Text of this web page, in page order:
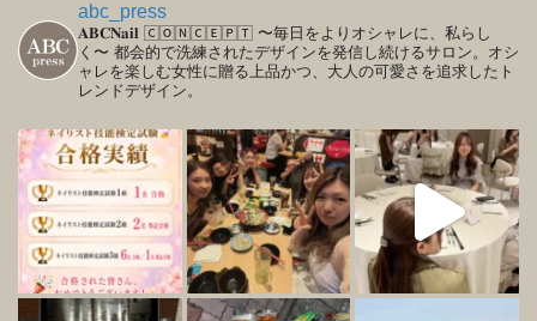
abc_press
𝐀𝐁𝐂𝐍𝐚𝐢𝐥 🄲🄾🄽🄲🄴🄿🅃 〜毎日をよりオシャレに、私らし
く〜 都会的で洗練されたデザインを発信し続けるサロン。オシ
ャレを楽しむ女性に贈る上品かつ、大人の可愛さを追求したト
レンドデザイン。